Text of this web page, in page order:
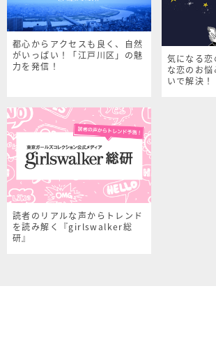
都心からアクセスも良く、自然
がいっぱい！「江戸川区」の魅
力を発信！
気になる恋
な恋のお
いで解決！
読者のリアルな声からトレンド
を読み解く『girlswalker総
研』